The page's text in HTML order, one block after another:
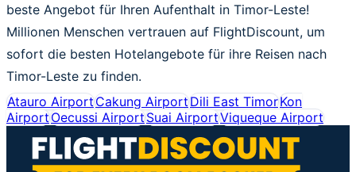
beste Angebot für Ihren Aufenthalt in Timor-Leste!
Millionen Menschen vertrauen auf FlightDiscount, um
sofort die besten Hotelangebote für ihre Reisen nach
Timor-Leste zu finden.
Atauro AirportCakung AirportDili East TimorKon
AirportOecussi AirportSuai AirportViqueque Airport